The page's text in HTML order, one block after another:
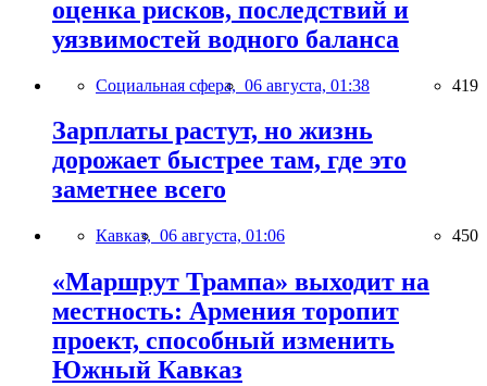
оценка рисков, последствий и
уязвимостей водного баланса
Социальная сфера, 06 августа, 01:38 419
Зарплаты растут, но жизнь
дорожает быстрее там, где это
заметнее всего
Кавказ, 06 августа, 01:06 450
«Маршрут Трампа» выходит на
местность: Армения торопит
проект, способный изменить
Южный Кавказ